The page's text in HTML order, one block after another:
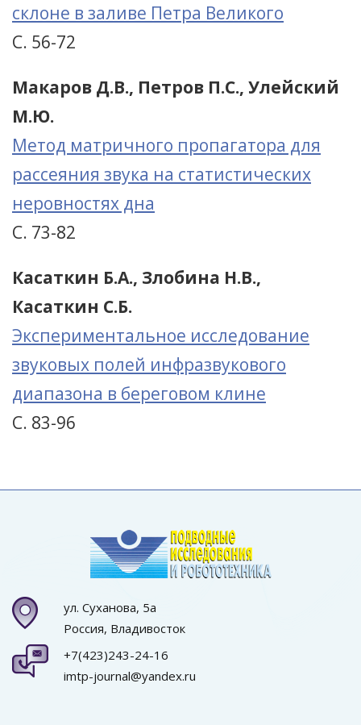
склоне в заливе Петра Великого
С. 56-72
Макаров Д.В., Петров П.С., Улейский
М.Ю.
Метод матричного пропагатора для
рассеяния звука на статистических
неровностях дна
С. 73-82
Касаткин Б.А., Злобина Н.В.,
Касаткин С.Б.
Экспериментальное исследование
звуковых полей инфразвукового
диапазона в береговом клине
С. 83-96
ул. Суханова, 5а
Россия, Владивосток
+7(423)243-24-16
imtp-journal@yandex.ru